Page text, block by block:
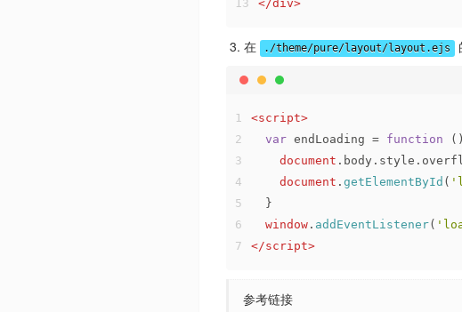
13
</div>
在 ./theme/pure/layout/layout.ejs
1
2
3
4
5
6
7
<script>
var endLoading = function (
document . body . style .
document . getElementById (
  }
window . addEventListener(
</script>
参考链接